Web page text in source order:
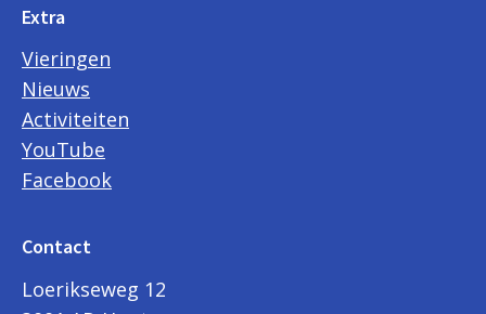
Extra
Vieringen
Nieuws
Activiteiten
YouTube
Facebook
Contact
Loerikseweg 12